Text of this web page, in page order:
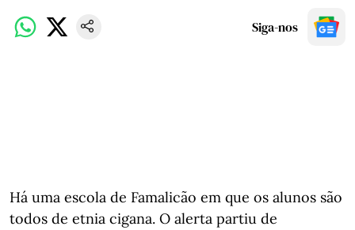
Siga-nos
Há uma escola de Famalicão em que os alunos são
todos de etnia cigana. O alerta partiu de